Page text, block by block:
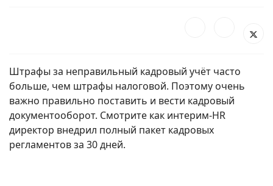
Штрафы за неправильный кадровый учёт часто
больше, чем штрафы налоговой. Поэтому очень
важно правильно поставить и вести кадровый
документооборот. Смотрите как интерим-HR
директор внедрил полный пакет кадровых
регламентов за 30 дней.